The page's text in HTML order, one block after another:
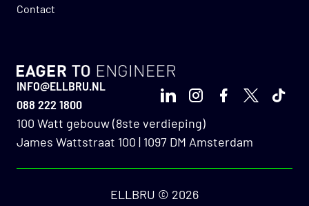
Contact
GO TO HOMEPAGE
100 Watt gebouw (8ste verdieping)
James Wattstraat 100 | 1097 DM Amsterdam
INFO@ELLBRU.NL
088 222 1800
LinkedInInstagram
Facebook
X
ELLBRU © 2026